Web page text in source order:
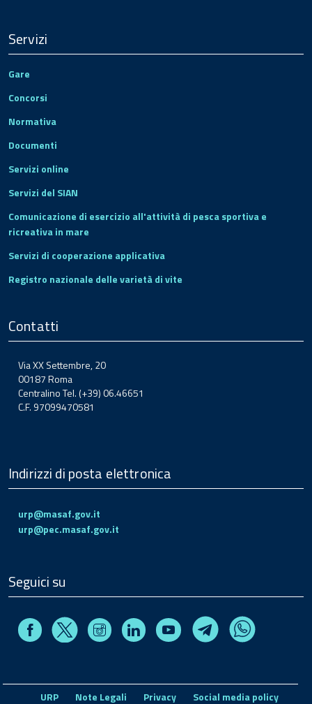
Servizi
Gare
Concorsi
Normativa
Documenti
Servizi online
Servizi del SIAN
Comunicazione di esercizio all'attività di pesca sportiva e
ricreativa in mare
Servizi di cooperazione applicativa
Registro nazionale delle varietà di vite
Contatti
Via XX Settembre, 20
00187 Roma
Centralino Tel. (+39) 06.46651
C.F. 97099470581
Indirizzi di posta elettronica
urp@masaf.gov.it
urp@pec.masaf.gov.it
Seguici su
FacebookX InstagramLinkedin Youtube TelegramWhatsapp
URP Note Legali Privacy Social media policy